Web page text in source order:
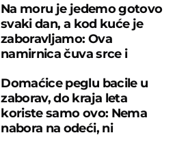
Na moru je jedemo gotovo
svaki dan, a kod kuće je
zaboravljamo: Ova
namirnica čuva srce i
Domaćice peglu bacile u
zaborav, do kraja leta
koriste samo ovo: Nema
nabora na odeći, ni